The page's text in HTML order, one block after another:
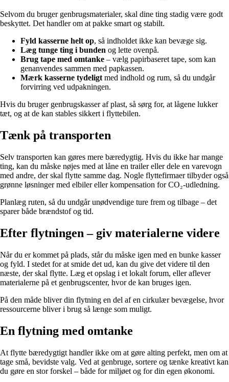
Selvom du bruger genbrugsmaterialer, skal dine ting stadig være godt
beskyttet. Det handler om at pakke smart og stabilt.
Fyld kasserne helt op, så indholdet ikke kan bevæge sig.
Læg tunge ting i bunden og lette ovenpå.
Brug tape med omtanke – vælg papirbaseret tape, som kan
genanvendes sammen med papkassen.
Mærk kasserne tydeligt med indhold og rum, så du undgår
forvirring ved udpakningen.
Hvis du bruger genbrugskasser af plast, så sørg for, at lågene lukker
tæt, og at de kan stables sikkert i flyttebilen.
Tænk på transporten
Selv transporten kan gøres mere bæredygtig. Hvis du ikke har mange
ting, kan du måske nøjes med at låne en trailer eller dele en varevogn
med andre, der skal flytte samme dag. Nogle flyttefirmaer tilbyder også
grønne løsninger med elbiler eller kompensation for CO₂-udledning.
Planlæg ruten, så du undgår unødvendige ture frem og tilbage – det
sparer både brændstof og tid.
Efter flytningen – giv materialerne videre
Når du er kommet på plads, står du måske igen med en bunke kasser
og fyld. I stedet for at smide det ud, kan du give det videre til den
næste, der skal flytte. Læg et opslag i et lokalt forum, eller aflever
materialerne på et genbrugscenter, hvor de kan bruges igen.
På den måde bliver din flytning en del af en cirkulær bevægelse, hvor
ressourcerne bliver i brug så længe som muligt.
En flytning med omtanke
At flytte bæredygtigt handler ikke om at gøre alting perfekt, men om at
tage små, bevidste valg. Ved at genbruge, sortere og tænke kreativt kan
du gøre en stor forskel – både for miljøet og for din egen økonomi.